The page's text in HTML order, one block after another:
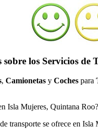
los Servicios de
, Camionetas y Coches para
Isla Mujeres, Quintana Roo?
transporte se ofrece en Isla